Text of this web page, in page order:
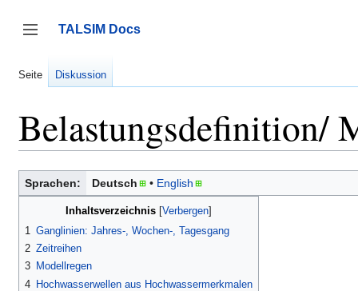
springen
Seitenleiste umschalten
TALSIM Docs
Seite Diskussion
Belastungsdefinition/
Sprachen: Deutsch English
Inhaltsverzeichnis
1 Ganglinien: Jahres-, Wochen-, Tagesgang
2 Zeitreihen
3 Modellregen
4 Hochwasserwellen aus Hochwassermerkmalen